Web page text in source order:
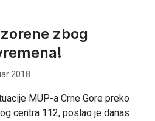
zbog
2018
MUP-a Crne Gore preko
centra 112, poslao je danas